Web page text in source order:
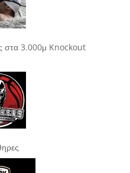
στα 3.000μ Knockout